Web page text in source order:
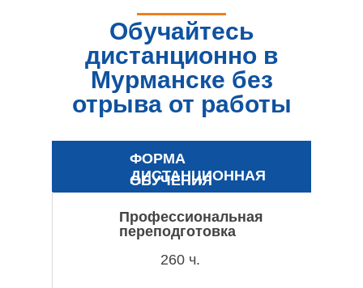
Обучайтесь
дистанционно в
Мурманске без
отрыва от работы
ФОРМА
ОБУЧЕНИЯ
ДИСТАНЦИОННАЯ
Профессиональная
переподготовка
260 ч.